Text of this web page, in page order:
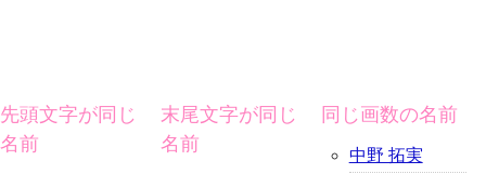
先頭文字が同じ
名前
末尾文字が同じ
名前
同じ画数の名前
中野 拓実